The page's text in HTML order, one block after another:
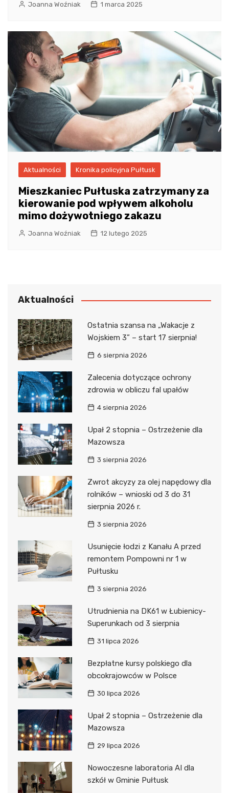
Joanna Woźniak 1 marca 2025
Aktualności Kronika policyjna Pułtusk
Mieszkaniec Pułtuska zatrzymany za
kierowanie pod wpływem alkoholu
mimo dożywotniego zakazu
Joanna Woźniak 12 lutego 2025
Aktualności
Ostatnia szansa na „Wakacje z
Wojskiem 3” – start 17 sierpnia!
6 sierpnia 2026
Zalecenia dotyczące ochrony
zdrowia w obliczu fal upałów
4 sierpnia 2026
Upał 2 stopnia – Ostrzeżenie dla
Mazowsza
3 sierpnia 2026
Zwrot akcyzy za olej napędowy dla
rolników – wnioski od 3 do 31
sierpnia 2026 r.
3 sierpnia 2026
Usunięcie łodzi z Kanału A przed
remontem Pompowni nr 1 w
Pułtusku
3 sierpnia 2026
Utrudnienia na DK61 w Łubienicy-
Superunkach od 3 sierpnia
31 lipca 2026
Bezpłatne kursy polskiego dla
obcokrajowców w Polsce
30 lipca 2026
Upał 2 stopnia – Ostrzeżenie dla
Mazowsza
29 lipca 2026
Nowoczesne laboratoria AI dla
szkół w Gminie Pułtusk